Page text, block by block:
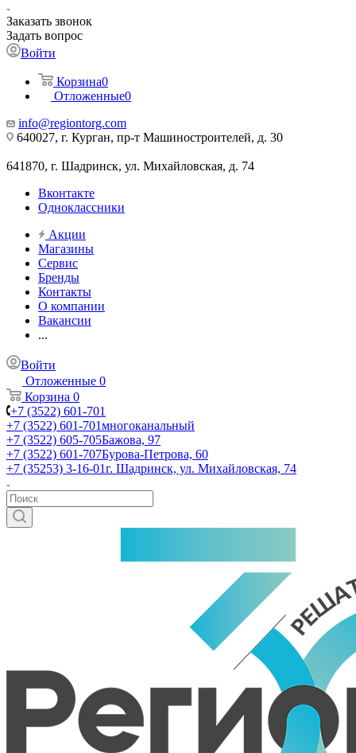
Заказать звонок
Задать вопрос
Войти
Корзина0
Отложенные0
info@regiontorg.com
640027, г. Курган, пр-т Машиностроителей, д. 30
641870, г. Шадринск, ул. Михайловская, д. 74
Вконтакте
Одноклассники
Акции
Магазины
Сервис
Бренды
Контакты
О компании
Вакансии
...
Войти
Отложенные 0
Корзина 0
+7 (3522) 601-701
+7 (3522) 601-701многоканальный
+7 (3522) 605-705Бажова, 97
+7 (3522) 601-707Бурова-Петрова, 60
+7 (35253) 3-16-01г. Шадринск, ул. Михайловская, 74